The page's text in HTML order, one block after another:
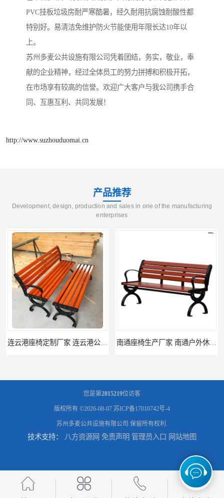
PVC挂板垃圾房耐严寒酷暑，经久耐用抗腐蚀耐酸性都
特别好。易清洁免维护防火节能使用年限长达10年以
上。
苏州多麦公共设施有限公司凭着团结，务实，敬业，奉
献的企业精神，经过全体员工的努力拼搏和积极开拓，
在市场享有较高的信誉。欢迎广大客户与我公司携手合
同、互惠互利、共同发展！
http://www.suzhouduomai.cn
产品推荐
Development, design, production and sales in one of the manufacturing
enterprises
连云港座椅定制厂家 连云港公园座椅制品厂 连云港景区休闲座椅定做价格 南通座椅生产厂家 南通户外休闲椅制品厂 南通公园座椅定制价格
南通塑料垃圾桶生产厂家 南通塑料分类垃圾桶定做 南通小区垃圾桶批发价格 连云港分类垃圾桶生产厂 连云港塑料垃圾桶 制品厂 连云港景区垃圾桶定做
您是第2815219位访客
版权所有 ©2026-08-07 苏ICP备17010742号-4
苏州多麦公共设施有限公司 保留所有权利.
技术支持： 八方资源网 免责声明 管理员入口 网站地图